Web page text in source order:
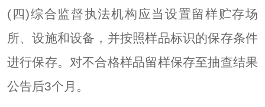
(四)综合监督执法机构应当设置留样贮存场
所、设施和设备，并按照样品标识的保存条件
进行保存。对不合格样品留样保存至抽查结果
公告后3个月。